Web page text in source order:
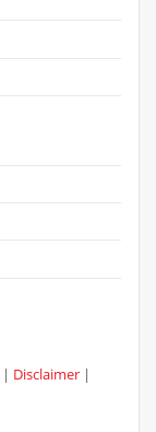
| Disclaimer |